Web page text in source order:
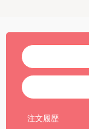
注文履歴